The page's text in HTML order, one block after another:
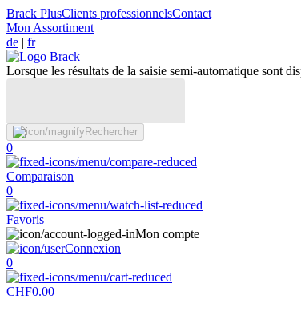
Brack PlusClients professionnelsContact
Mon Assortiment
de | fr
Lorsque les résultats de la saisie semi-automatique sont
Rechercher
0
Comparaison
0
Favoris
Mon compte
Connexion
0
CHF0.00